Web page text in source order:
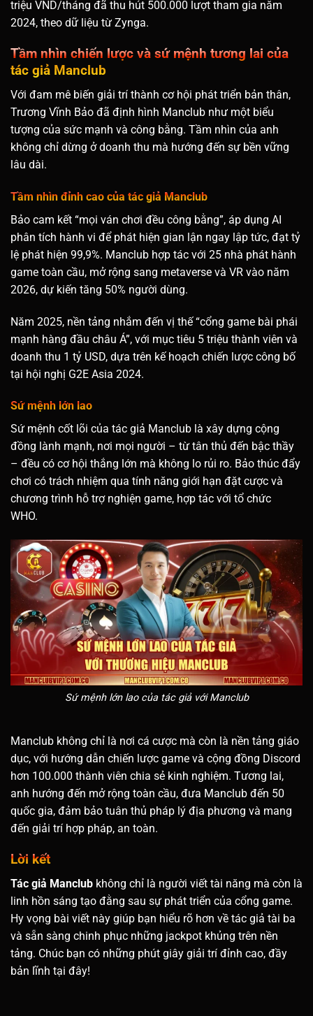
triệu VND/tháng đã thu hút 500.000 lượt tham gia năm
2024, theo dữ liệu từ Zynga.
Tầm nhìn chiến lược và sứ mệnh tương lai của
tác giả Manclub
Với đam mê biến giải trí thành cơ hội phát triển bản thân,
Trương Vĩnh Bảo đã định hình Manclub như một biểu
tượng của sức mạnh và công bằng. Tầm nhìn của anh
không chỉ dừng ở doanh thu mà hướng đến sự bền vững
lâu dài.
Tầm nhìn đỉnh cao của tác giả Manclub
Bảo cam kết “mọi ván chơi đều công bằng”, áp dụng AI
phân tích hành vi để phát hiện gian lận ngay lập tức, đạt tỷ
lệ phát hiện 99,9%. Manclub hợp tác với 25 nhà phát hành
game toàn cầu, mở rộng sang metaverse và VR vào năm
2026, dự kiến tăng 50% người dùng.
Năm 2025, nền tảng nhắm đến vị thế “cổng game bài phái
mạnh hàng đầu châu Á”, với mục tiêu 5 triệu thành viên và
doanh thu 1 tỷ USD, dựa trên kế hoạch chiến lược công bố
tại hội nghị G2E Asia 2024.
Sứ mệnh lớn lao
Sứ mệnh cốt lõi của tác giả Manclub là xây dựng cộng
đồng lành mạnh, nơi mọi người – từ tân thủ đến bậc thầy
– đều có cơ hội thắng lớn mà không lo rủi ro. Bảo thúc đẩy
chơi có trách nhiệm qua tính năng giới hạn đặt cược và
chương trình hỗ trợ nghiện game, hợp tác với tổ chức
WHO.
Sứ mệnh lớn lao của tác giả với Manclub
Manclub không chỉ là nơi cá cược mà còn là nền tảng giáo
dục, với hướng dẫn chiến lược game và cộng đồng Discord
hơn 100.000 thành viên chia sẻ kinh nghiệm. Tương lai,
anh hướng đến mở rộng toàn cầu, đưa Manclub đến 50
quốc gia, đảm bảo tuân thủ pháp lý địa phương và mang
đến giải trí hợp pháp, an toàn.
Lời kết
Tác giả Manclub không chỉ là người viết tài năng mà còn là
linh hồn sáng tạo đằng sau sự phát triển của cổng game.
Hy vọng bài viết này giúp bạn hiểu rõ hơn về tác giả tài ba
và sẵn sàng chinh phục những jackpot khủng trên nền
tảng. Chúc bạn có những phút giây giải trí đỉnh cao, đầy
bản lĩnh tại đây!